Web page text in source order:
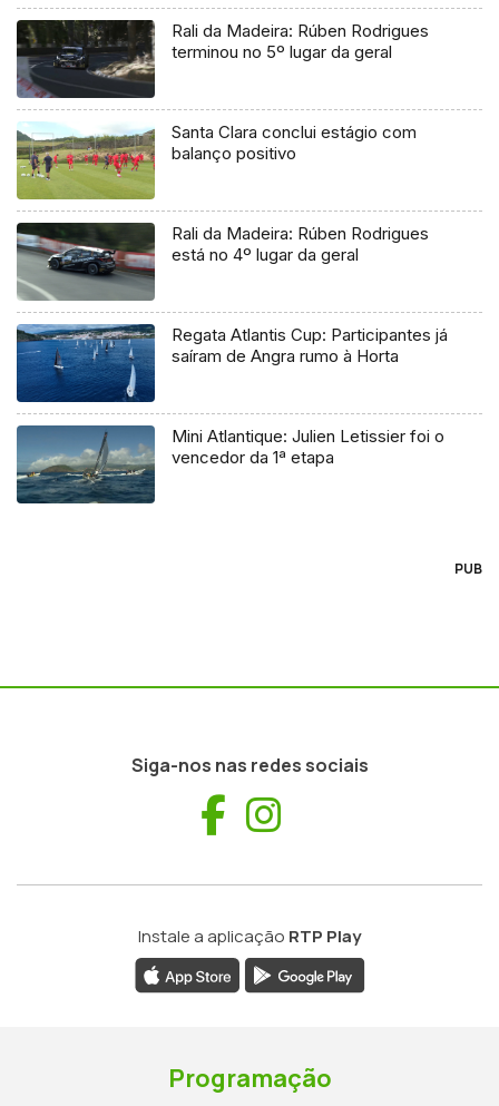
Rali da Madeira: Rúben Rodrigues
terminou no 5º lugar da geral
Santa Clara conclui estágio com
balanço positivo
Rali da Madeira: Rúben Rodrigues
está no 4º lugar da geral
Regata Atlantis Cup: Participantes já
saíram de Angra rumo à Horta
Mini Atlantique: Julien Letissier foi o
vencedor da 1ª etapa
PUB
Siga-nos nas redes sociais
Facebook
Instale a aplicação RTP Play
Programação